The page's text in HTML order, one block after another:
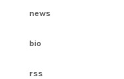
news
bio
rss